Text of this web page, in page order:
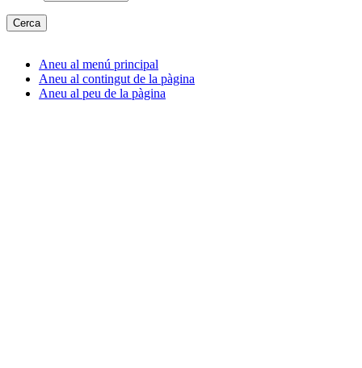
Aneu al menú principal
Aneu al contingut de la pàgina
Aneu al peu de la pàgina